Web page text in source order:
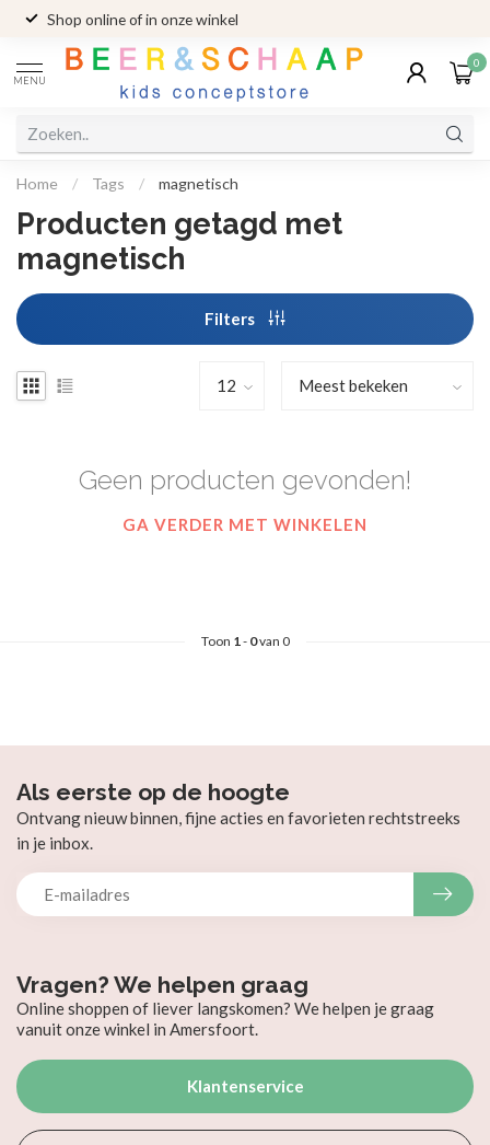
Shop online of in onze winkel
MENU
0
Home / Tags / magnetisch
Producten getagd met
magnetisch
Filters
Geen producten gevonden!
GA VERDER MET WINKELEN
Toon 1- 0van 0
Vragen? We helpen graag
Online shoppen of liever langskomen? We helpen je graag
vanuit onze winkel in Amersfoort.
Klantenservice
Als eerste op de hoogte
Ontvang nieuw binnen, fijne acties en favorieten rechtstreeks
in je inbox.